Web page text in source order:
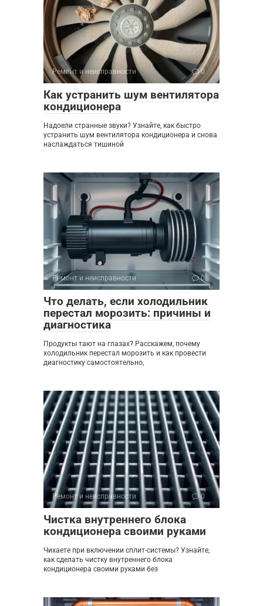
Ремонт и неисправности 0
Как устранить шум вентилятора
кондиционера
Надоели странные звуки? Узнайте, как быстро
устранить шум вентилятора кондиционера и снова
наслаждаться тишиной
Ремонт и неисправности 0
Что делать, если холодильник
перестал морозить: причины и
диагностика
Продукты тают на глазах? Расскажем, почему
холодильник перестал морозить и как провести
диагностику самостоятельно,
Ремонт и неисправности 0
Чистка внутреннего блока
кондиционера своими руками
Чихаете при включении сплит-системы? Узнайте,
как сделать чистку внутреннего блока
кондиционера своими руками без